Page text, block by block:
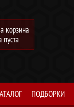
корзина
пуста
ПОДБОРКИ